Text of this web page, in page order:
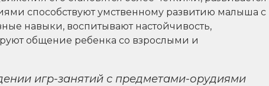
способствуют умственному развитию малыша с
навыки, воспитывают настойчивость,
общение ребенка со взрослыми и
игр-занятий с предметами-орудиями